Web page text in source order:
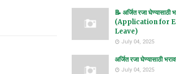
📝 अर्जित रजा घेण्यासाठी
(Application for
Leave)
July 04, 2025
अर्जित रजा घेण्यासाठी
July 04, 2025